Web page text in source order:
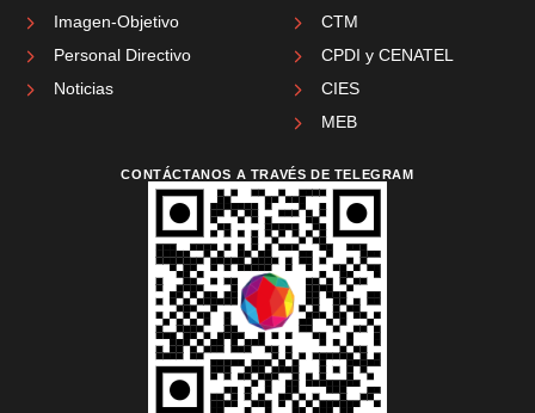
Imagen-Objetivo
Personal Directivo
Noticias
CTM
CPDI y CENATEL
CIES
MEB
CONTÁCTANOS A TRAVÉS DE TELEGRAM